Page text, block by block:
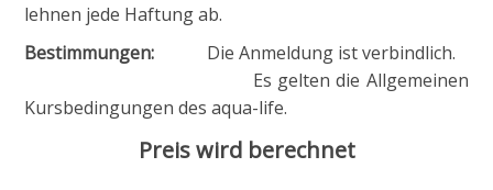
lehnen jede Haftung ab.
Bestimmungen: Die Anmeldung ist verbindlich.
Es gelten die Allgemeinen
Kursbedingungen des aqua-life.
Preis wird berechnet